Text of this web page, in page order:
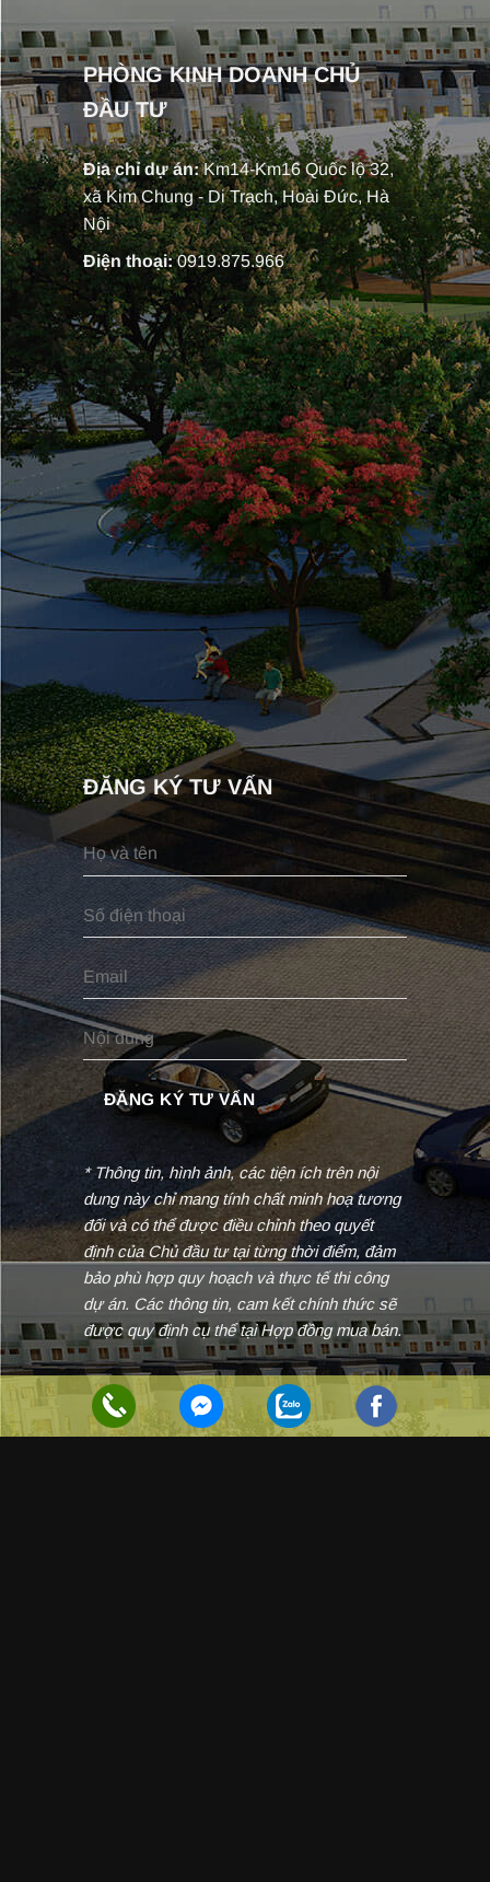
PHÒNG KINH DOANH CHỦ
ĐẦU TƯ
Địa chỉ dự án:Km14-Km16 Quốc lộ 32,
xã Kim Chung - Di Trạch, Hoài Đức, Hà
Nội
Điện thoại:0919.875.966
ĐĂNG KÝ TƯ VẤN
* Thông tin, hình ảnh, các tiện ích trên nội
dung này chỉ mang tính chất minh hoạ tương
đối và có thể được điều chỉnh theo quyết
định của Chủ đầu tư tại từng thời điểm, đảm
bảo phù hợp quy hoạch và thực tế thi công
dự án. Các thông tin, cam kết chính thức sẽ
được quy định cụ thể tại Hợp đồng mua bán.